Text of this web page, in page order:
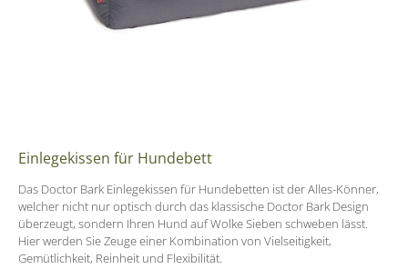
Einlegekissen für Hundebett
Das Doctor Bark Einlegekissen für Hundebetten ist der Alles-Könner,
welcher nicht nur optisch durch das klassische Doctor Bark Design
überzeugt, sondern Ihren Hund auf Wolke Sieben schweben lässt.
Hier werden Sie Zeuge einer Kombination von Vielseitigkeit,
Gemütlichkeit, Reinheit und Flexibilität.